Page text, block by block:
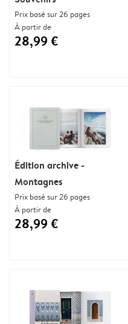
Prix basé sur 26 pages
À partir de
28,99 €
Édition archive -
Montagnes
Prix basé sur 26 pages
À partir de
28,99 €